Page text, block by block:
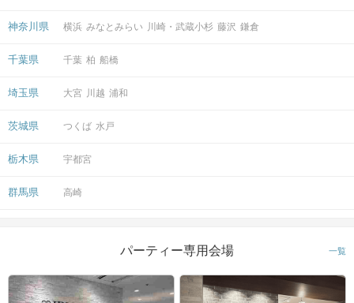
神奈川県 横浜 みなとみらい 川崎・武蔵小杉 藤沢 鎌倉
千葉県 千葉 柏 船橋
埼玉県 大宮 川越 浦和
茨城県 つくば 水戸
栃木県 宇都宮
群馬県 高崎
パーティー専用会場 一覧